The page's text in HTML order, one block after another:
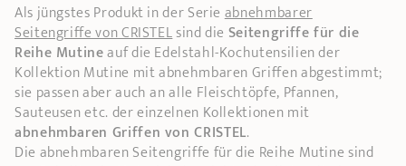
Als jüngstes Produkt in der Serieabnehmbarer
Seitengriffe von CRISTELsind die Seitengriffe für die
Reihe Mutineauf die Edelstahl-Kochutensilien der
Kollektion Mutine mit abnehmbaren Griffen abgestimmt;
sie passen aber auch an alle Fleischtöpfe, Pfannen,
Sauteusen etc. der einzelnen Kollektionen mit
abnehmbaren Griffen von CRISTEL.
Die abnehmbaren Seitengriffe für die Reihe Mutine sind